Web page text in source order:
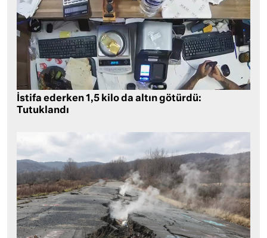
İstifa ederken 1,5 kilo da altın götürdü:
Tutuklandı